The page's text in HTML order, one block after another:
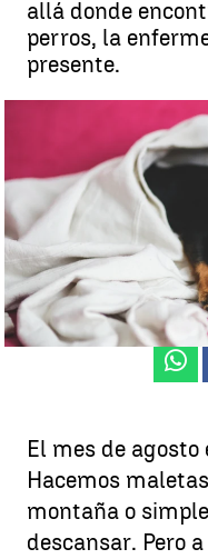
allá donde
perros, la
presente.
NO PUBLICAR Mucho
Paula Hidalgo
Publicado:07 de
El mes de agosto
Hacemos
montaña o
descansar. Pero